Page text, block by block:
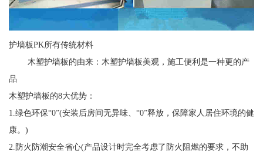
护墙板PK所有传统材料
木塑护墙板的由来：木塑护墙板美观，施工便利是一种更的产
品
木塑护墙板的8大优势：
1.绿色环保“0”(安装后房间无异味、“0”释放，保障家人居住环境的健
康。)
2.防火防潮安全省心(产品设计时完全考虑了防火阻燃的要求，不助